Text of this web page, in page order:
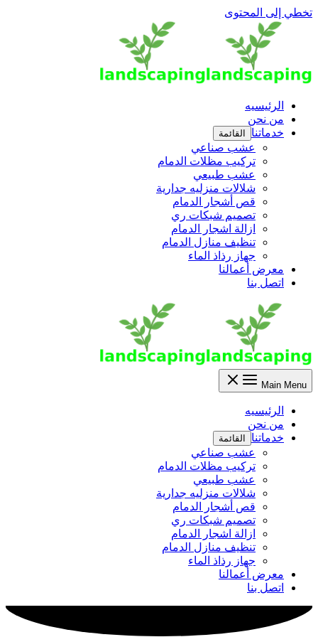
تخطي إلى المحتوى
الرئيسيه
من نحن
خدماتنا
القائمة
عشب صناعي
تركيب مظلات الدمام
عشب طبيعي
شلالات منزليه جدارية
قص أشجار الدمام
تصميم شبكات ري
ازالة اشجار الدمام
تنظيف منازل الدمام
جهاز رذاذ الماء
معرض أعمالنا
اتصل بنا
Main Menu
الرئيسيه
من نحن
خدماتنا
القائمة
عشب صناعي
تركيب مظلات الدمام
عشب طبيعي
شلالات منزليه جدارية
قص أشجار الدمام
تصميم شبكات ري
ازالة اشجار الدمام
تنظيف منازل الدمام
جهاز رذاذ الماء
معرض أعمالنا
اتصل بنا